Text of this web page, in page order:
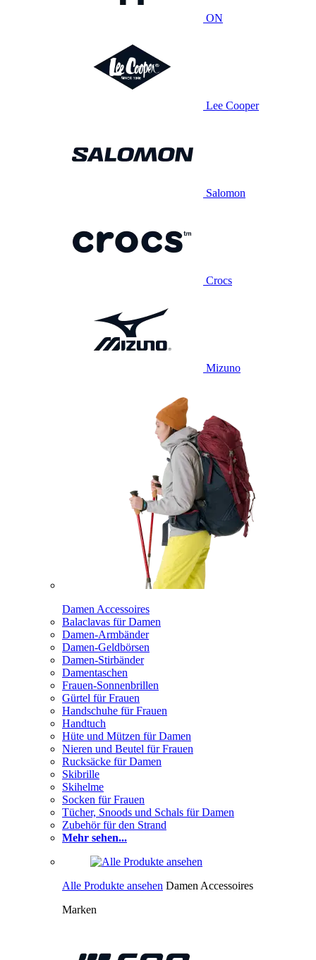
ON
Lee Cooper
Salomon
Crocs
Mizuno
Damen Accessoires
Balaclavas für Damen
Damen-Armbänder
Damen-Geldbörsen
Damen-Stirbänder
Damentaschen
Frauen-Sonnenbrillen
Gürtel für Frauen
Handschuhe für Frauen
Handtuch
Hüte und Mützen für Damen
Nieren und Beutel für Frauen
Rucksäcke für Damen
Skibrille
Skihelme
Socken für Frauen
Tücher, Snoods und Schals für Damen
Zubehör für den Strand
Mehr sehen...
Alle Produkte ansehen Damen Accessoires
Marken